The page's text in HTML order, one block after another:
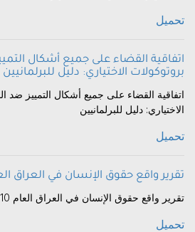
تحميل
اتفاقية القضاء على جميع أشكال
بروتوكولات الاختياري: دليل للبرلمانيين
اتفاقية القضاء على جميع أشكال التمييز ضد
الاختياري: دليل للبرلمانيين
تحميل
تقرير واقع حقوق الإنسان في العراق العام
تقرير واقع حقوق الإنسان في العراق العام 2010
تحميل